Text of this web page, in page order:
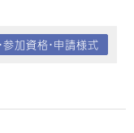
参加資格・申請様式